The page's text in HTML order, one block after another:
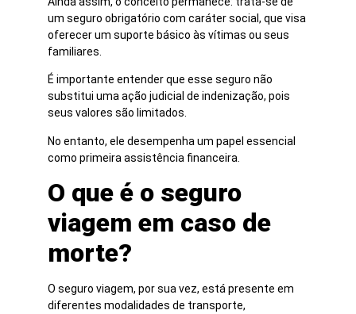
um seguro obrigatório com caráter social, que visa
oferecer um suporte básico às vítimas ou seus
familiares.
É importante entender que esse seguro não
substitui uma ação judicial de indenização, pois
seus valores são limitados.
No entanto, ele desempenha um papel essencial
como primeira assistência financeira.
O que é o seguro
viagem em caso de
morte?
O seguro viagem, por sua vez, está presente em
diferentes modalidades de transporte,